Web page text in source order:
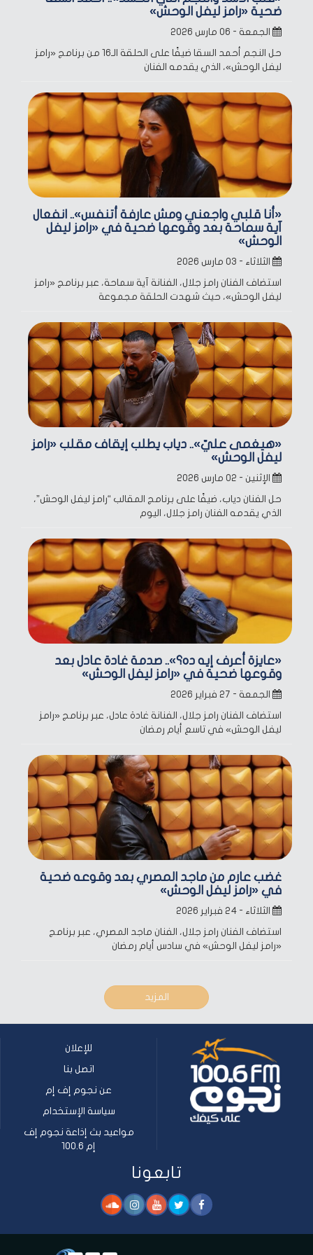
ضحية «رامز ليفل الوحش»
الجمعة - ٠٦ مارس ٢٠٢٦
حل النجم أحمد السقا ضيفًا على الحلقة الـ16 من برنامج «رامز
ليفل الوحش»، الذي يقدمه الفنان
«أنا قلبي واجعني ومش عارفة أتنفس».. انفعال
آية سماحة بعد وقوعها ضحية في «رامز ليفل
الوحش»
الثلاثاء - ٠٣ مارس ٢٠٢٦
استضاف الفنان رامز جلال، الفنانة آية سماحة، عبر برنامج «رامز
ليفل الوحش»، حيث شهدت الحلقة مجموعة
«هيغمى عليّ».. دياب يطلب إيقاف مقلب «رامز
ليفل الوحش»
الإثنين - ٠٢ مارس ٢٠٢٦
حل الفنان دياب، ضيفًا على برنامج المقالب “رامز ليفل الوحش”،
الذي يقدمه الفنان رامز جلال، اليوم
«عايزة أعرف إيه ده؟».. صدمة غادة عادل بعد
وقوعها ضحية في «رامز ليفل الوحش»
الجمعة - ٢٧ فبراير ٢٠٢٦
استضاف الفنان رامز جلال، الفنانة غادة عادل، عبر برنامج «رامز
ليفل الوحش» في تاسع أيام رمضان
غضب عارم من ماجد المصري بعد وقوعه ضحية
في «رامز ليفل الوحش»
الثلاثاء - ٢٤ فبراير ٢٠٢٦
استضاف الفنان رامز جلال، الفنان ماجد المصري، عبر برنامج
«رامز ليفل الوحش» في سادس أيام رمضان
المزيد
للإعلان
اتصل بنا
عن نجوم إف إم
سياسة الإستخدام
مواعيد بث إذاعة نجوم إف
إم 100.6
تابعونا